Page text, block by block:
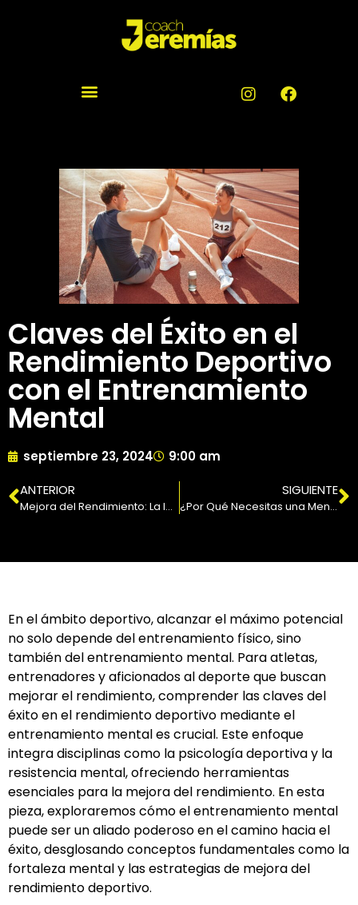
Claves del Éxito en el
Rendimiento Deportivo
con el Entrenamiento
Mental
septiembre 23, 2024
9:00 am
ANTERIOR
Mejora del Rendimiento: La Importancia del Coaching Personalizado
SIGUIENTE
¿Por Qué Necesitas una Mentalidad Ganadora para el Éxito Deportivo?
En el ámbito deportivo, alcanzar el máximo potencial
no solo depende del entrenamiento físico, sino
también del entrenamiento mental. Para atletas,
entrenadores y aficionados al deporte que buscan
mejorar el rendimiento, comprender las claves del
éxito en el rendimiento deportivo mediante el
entrenamiento mental es crucial. Este enfoque
integra disciplinas como la psicología deportiva y la
resistencia mental, ofreciendo herramientas
esenciales para la mejora del rendimiento. En esta
pieza, exploraremos cómo el entrenamiento mental
puede ser un aliado poderoso en el camino hacia el
éxito, desglosando conceptos fundamentales como la
fortaleza mental y las estrategias de mejora del
rendimiento deportivo.